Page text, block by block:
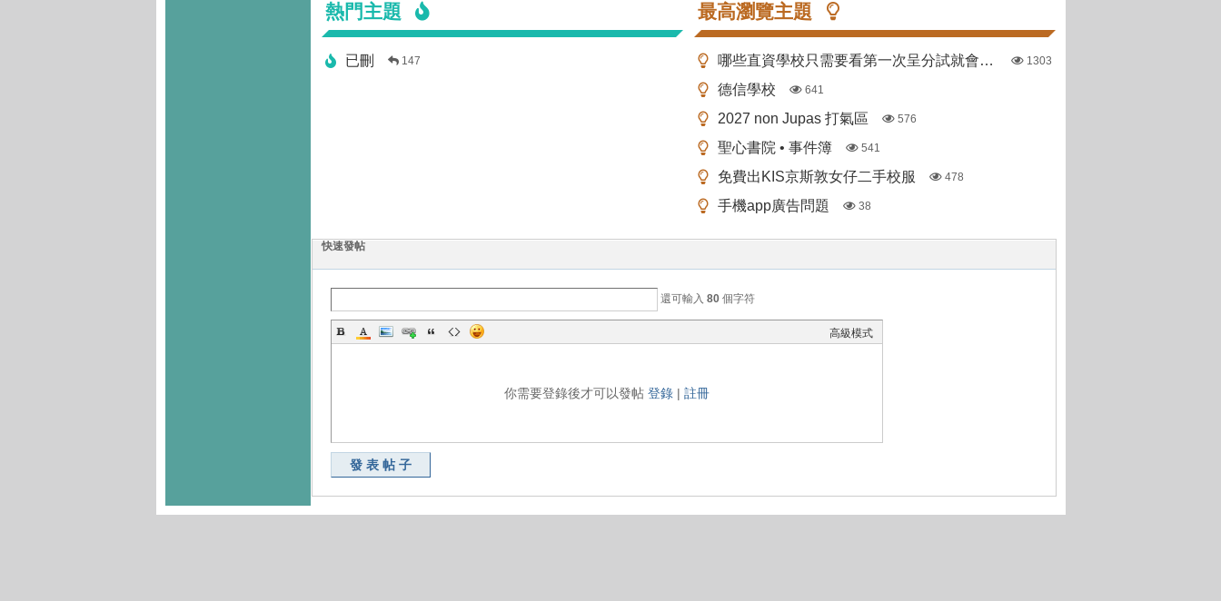
熱門主題
已刪 147
最高瀏覽主題
哪些直資學校只需要看第一次呈分試就會出offer 1303
德信學校 641
2027 non Jupas 打氣區 576
聖心書院 • 事件簿 541
免費出KIS京斯敦女仔二手校服 478
手機app廣告問題 38
快速發帖
還可輸入 80 個字符
高級模式
你需要登錄後才可以發帖 登錄 | 註冊
發表帖子